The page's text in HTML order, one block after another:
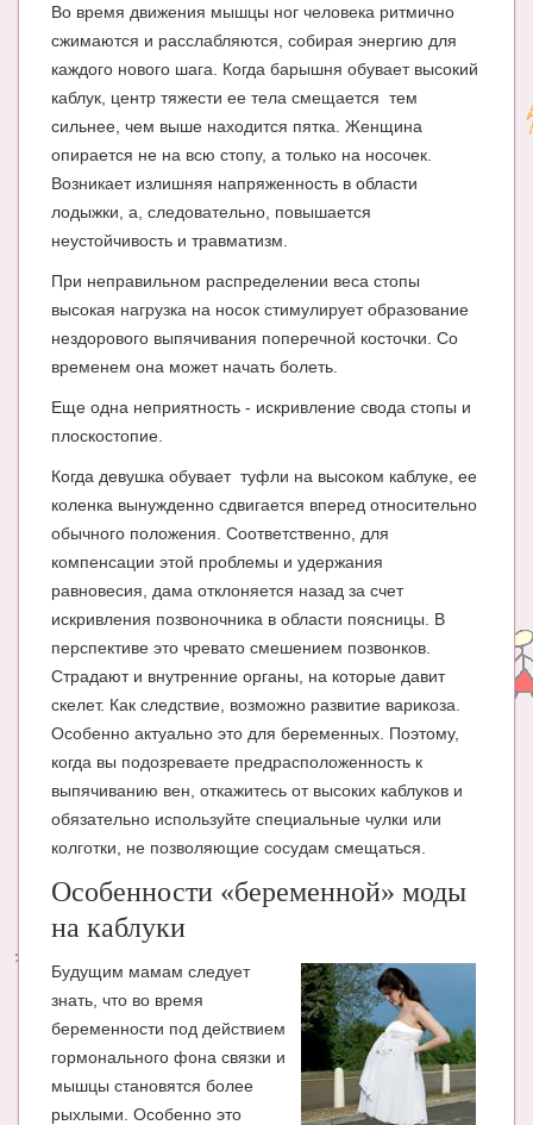
Имена. Святцы
Энциклопедия беременных
Мамина энциклопедия
СЕРВИСЫ И ПРИЛОЖЕНИЯ
Сервис. Оценка роста и веса ребенка
Приложения для Android
Полезные ссылки
Опросы
НОВОСТИ ЛОПОТУНА
О проекте
Сотрудничество. Авторам
Во время движения мышцы ног человека ритмично
сжимаются и расслабляются, собирая энергию для
каждого нового шага. Когда барышня обувает высокий
каблук, центр тяжести ее тела смещается тем
сильнее, чем выше находится пятка. Женщина
опирается не на всю стопу, а только на носочек.
Возникает излишняя напряженность в области
лодыжки, а, следовательно, повышается
неустойчивость и травматизм.
При неправильном распределении веса стопы
высокая нагрузка на носок стимулирует образование
нездорового выпячивания поперечной косточки. Со
временем она может начать болеть.
Еще одна неприятность - искривление свода стопы и
плоскостопие.
Когда девушка обувает туфли на высоком каблуке, ее
коленка вынужденно сдвигается вперед относительно
обычного положения. Соответственно, для
компенсации этой проблемы и удержания
равновесия, дама отклоняется назад за счет
искривления позвоночника в области поясницы. В
перспективе это чревато смешением позвонков.
Страдают и внутренние органы, на которые давит
скелет. Как следствие, возможно развитие варикоза.
Особенно актуально это для беременных. Поэтому,
когда вы подозреваете предрасположенность к
выпячиванию вен, откажитесь от высоких каблуков и
обязательно используйте специальные чулки или
колготки, не позволяющие сосудам смещаться.
Особенности «беременной» моды
на каблуки
Будущим мамам следует
знать, что во время
беременности под действием
гормонального фона связки и
мышцы становятся более
рыхлыми. Особенно это